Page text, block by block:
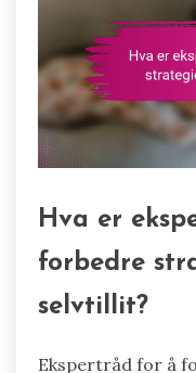
Hva er
forbedre
selvtillit?
Ekspertråd for å